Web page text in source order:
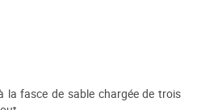
la fasce de sable chargée de trois